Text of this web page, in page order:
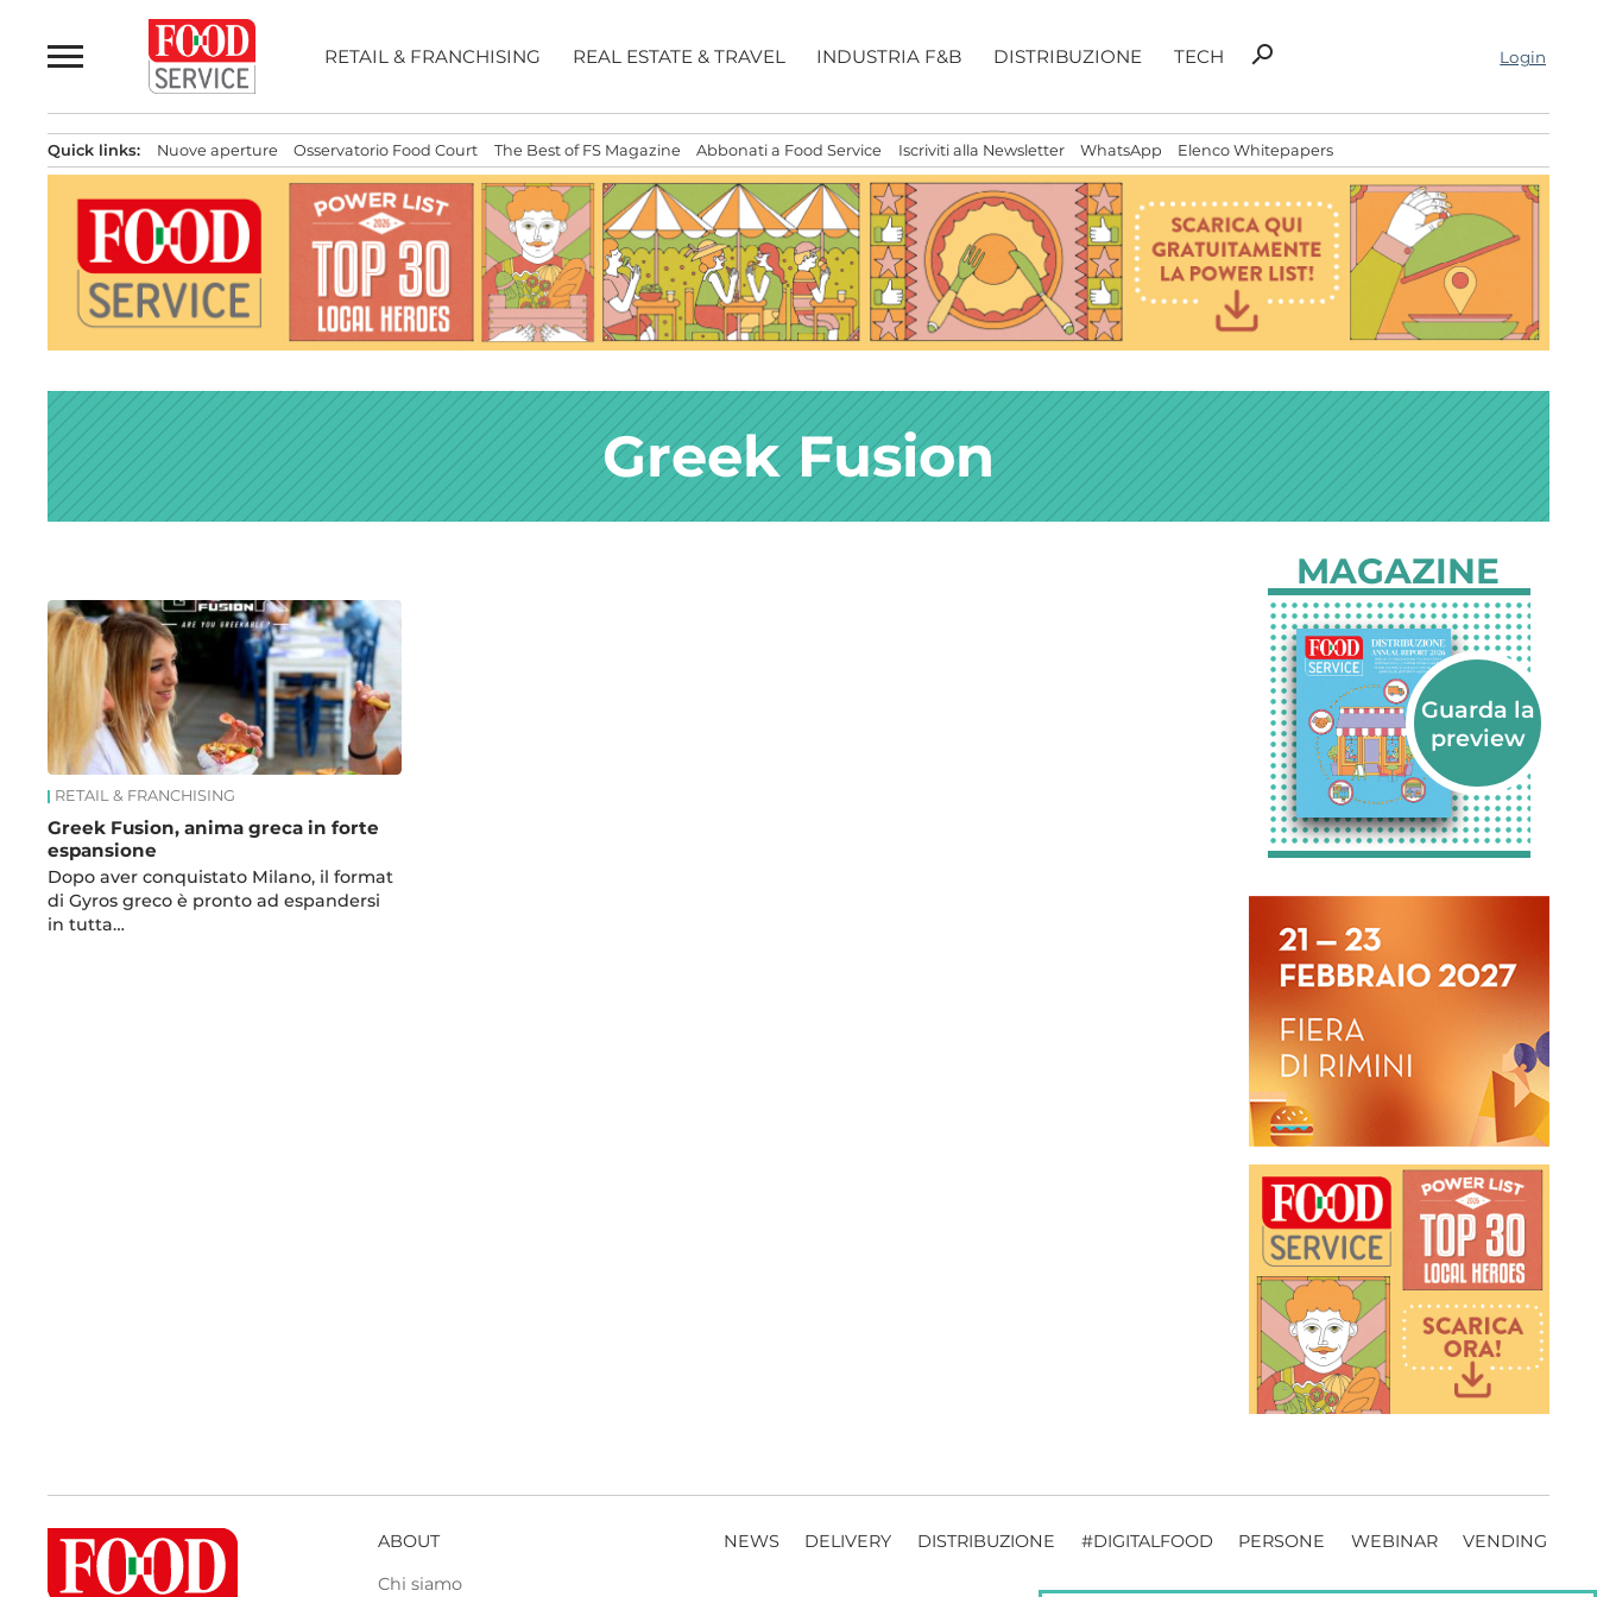
al
contenuto
RETAIL & FRANCHISING REAL ESTATE & TRAVEL INDUSTRIA F&B DISTRIBUZIONE TECH
Ricerca
search Login
Quick links: Nuove aperture Osservatorio Food Court The Best of FS Magazine Abbonati a Food Service Iscriviti alla Newsletter WhatsApp Elenco Whitepapers
Greek Fusion
News
RETAIL & FRANCHISING
Greek Fusion, anima greca in forte
espansione
Dopo aver conquistato Milano, il format
di Gyros greco è pronto ad espandersi
in tutta…
MAGAZINE
ABOUT
Chi siamo
NEWS DELIVERY DISTRIBUZIONE #DIGITALFOOD PERSONE WEBINAR VENDING